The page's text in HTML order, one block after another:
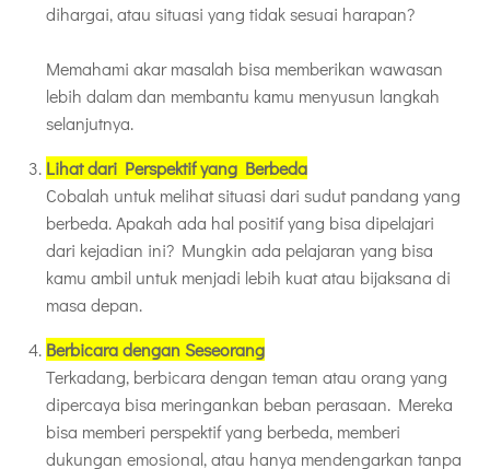
dihargai, atau situasi yang tidak sesuai harapan?
Memahami akar masalah bisa memberikan wawasan
lebih dalam dan membantu kamu menyusun langkah
selanjutnya.
Lihat dari Perspektif yang Berbeda
Cobalah untuk melihat situasi dari sudut pandang yang
berbeda. Apakah ada hal positif yang bisa dipelajari
dari kejadian ini? Mungkin ada pelajaran yang bisa
kamu ambil untuk menjadi lebih kuat atau bijaksana di
masa depan.
Berbicara dengan Seseorang
Terkadang, berbicara dengan teman atau orang yang
dipercaya bisa meringankan beban perasaan. Mereka
bisa memberi perspektif yang berbeda, memberi
dukungan emosional, atau hanya mendengarkan tanpa